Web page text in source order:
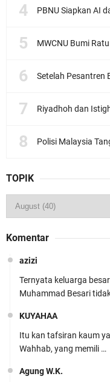
PBNU Siapkan AI dan Ekosistem
MWCNU Bumi Ratu Nuban
Setelah Pesantren
Riyadhoh dan Istighotsah MWC NU
Polisi Malaysia
TOPIK
Komentar
azizi
Ternyata keluarga
Muhammad Besari
KUYAHAA
Itu kan tafsiran kaum
Wahhab, yang memili …
Agung W.K.